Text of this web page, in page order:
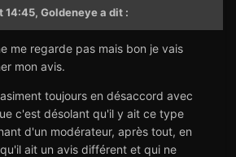
14:45, Goldeneye a dit :
me regarde pas mais bon je vais
mon avis.
toujours en désaccord avec
c'est désolant qu'il y ait ce type
d'un modérateur, après tout, en
ait un avis différent et qui ne